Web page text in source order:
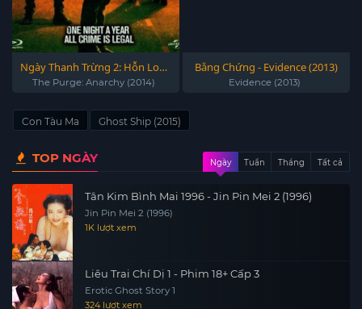
Ngày Thanh Trừng 2: Hỗn Loạn
- The Purge: Anarchy (2014)
The Purge: Anarchy (2014)
Bằng Chứng - Evidence (2013)
Evidence (2013)
Con Tàu Ma Ghost Ship (2015)
TOP NGÀY Ngày Tuần Tháng Tất cả
Tân Kim Bình Mai 1996 - Jin Pin Mei 2 (1996)
Jin Pin Mei 2 (1996)
1K lượt xem
Liêu Trai Chí Dị 1 - Phim 18+ Cấp 3
Erotic Ghost Story 1
324 lượt xem